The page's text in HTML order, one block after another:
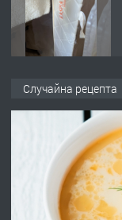
Случайна рецепта